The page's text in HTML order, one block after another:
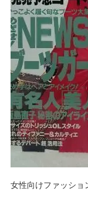
女性向けファッショ